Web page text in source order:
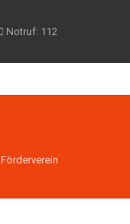
Notruf: 112
Förderverein